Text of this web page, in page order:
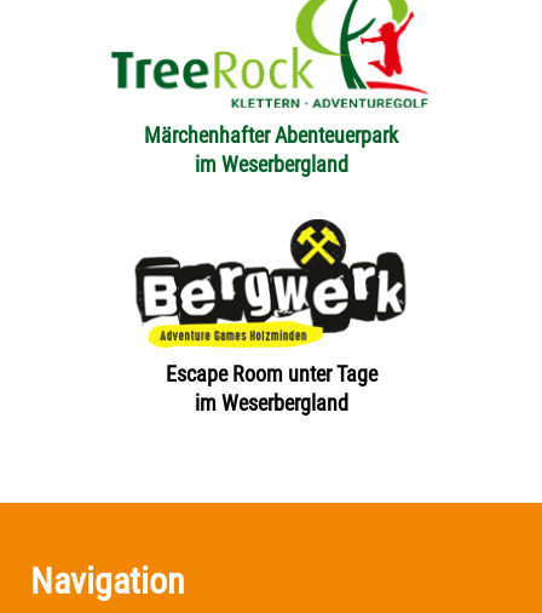
Märchenhafter Abenteuerpark
im Weserbergland
Escape Room unter Tage
im Weserbergland
Navigation